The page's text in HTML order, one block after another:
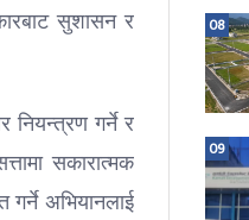
सुशासन र
नियन्त्रण गर्ने र
सकारात्मक
गर्ने अभियानलाई
08
09